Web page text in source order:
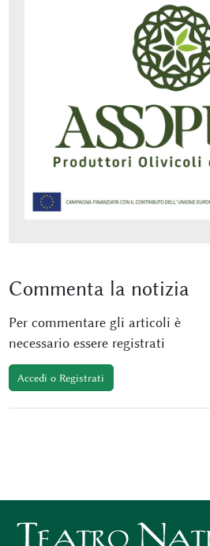
Commenta la notizia
Per commentare gli articoli è
necessario essere registrati
Accedi o Registrati